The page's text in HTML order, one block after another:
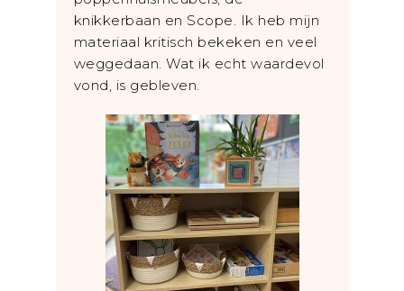
knikkerbaan en Scope. Ik heb mijn
materiaal kritisch bekeken en veel
weggedaan. Wat ik echt waardevol
vond, is gebleven.